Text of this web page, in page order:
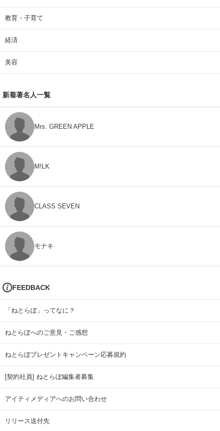
教育・子育て
経済
美容
新着著名人一覧
Mrs. GREEN APPLE
M!LK
CLASS SEVEN
モナキ
FEEDBACK
「ねとらぼ」ってなに？
ねとらぼへのご意見・ご感想
ねとらぼプレゼントキャンペーン応募規約
[契約社員] ねとらぼ編集者募集
アイティメディアへのお問い合わせ
リリース送付先